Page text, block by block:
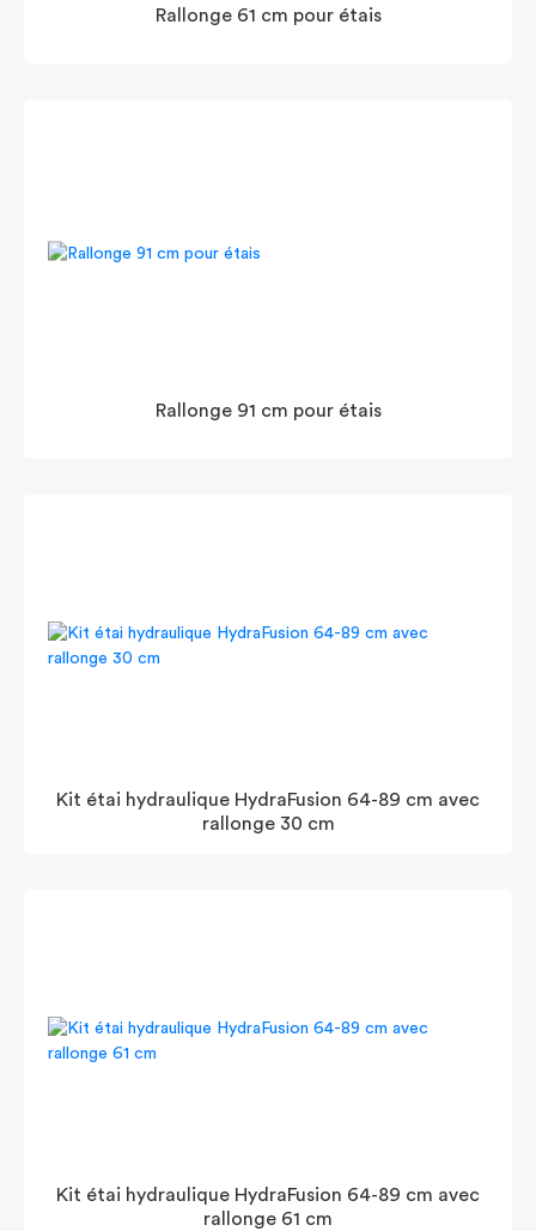
Rallonge 61 cm pour étais
Rallonge 91 cm pour étais
Kit étai hydraulique HydraFusion 64-89 cm avec
rallonge 30 cm
Kit étai hydraulique HydraFusion 64-89 cm avec
rallonge 61 cm